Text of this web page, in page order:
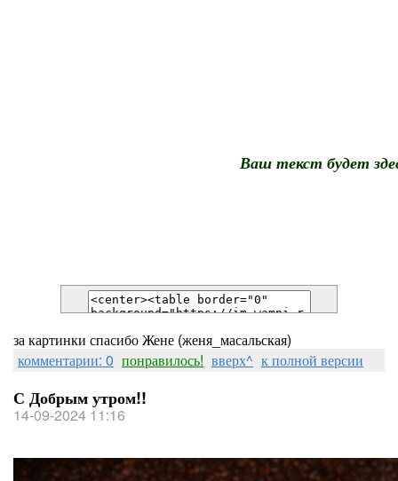
Ваш текст будет
за картинки спасибо Жене (женя_масальская)
комментарии: 0 понравилось! вверх^ к полной версии
С Добрым утром!!
14-09-2024 11:16